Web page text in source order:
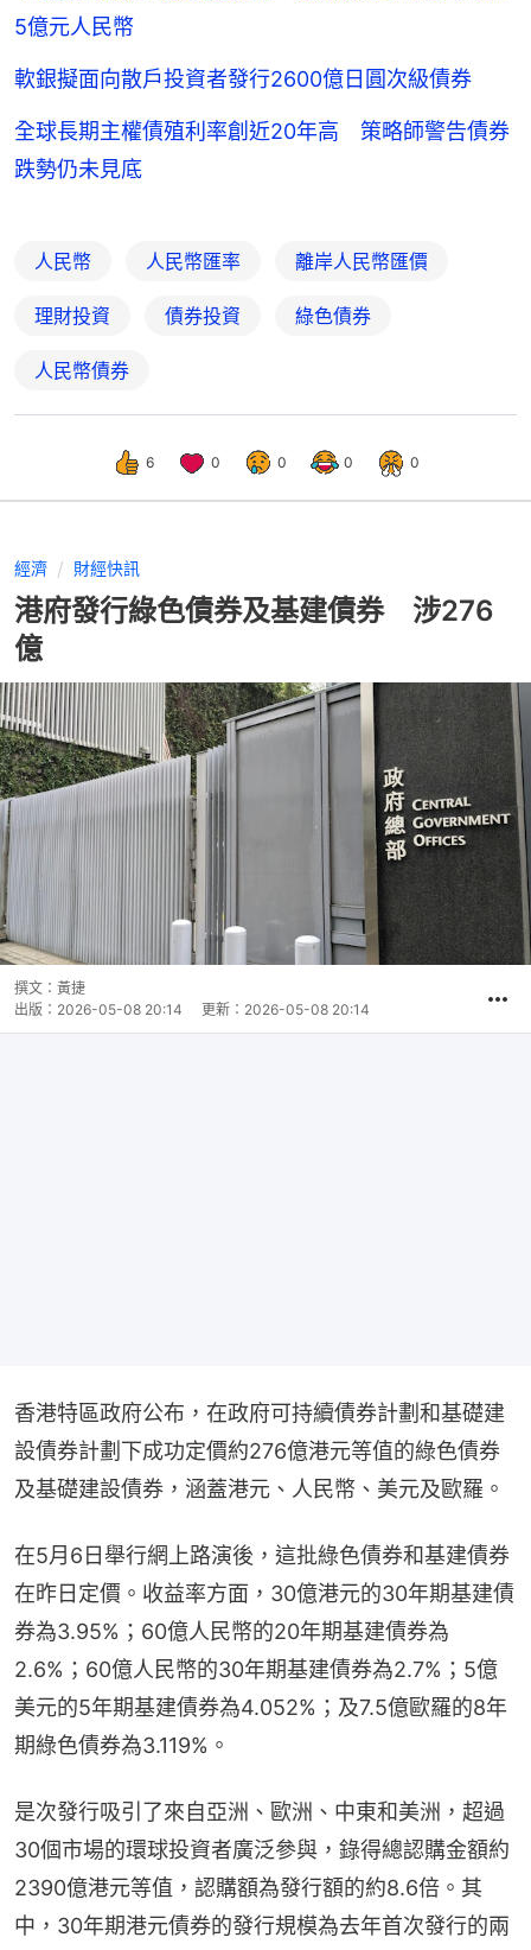
5億元人民幣
軟銀擬面向散戶投資者發行2600億日圓次級債券
全球長期主權債殖利率創近20年高 策略師警告債券
跌勢仍未見底
人民幣 人民幣匯率 離岸人民幣匯價
理財投資 債券投資 綠色債券
人民幣債券
6 0 0 0 0
經濟 財經快訊
港府發行綠色債券及基建債券 涉276
億
撰文： 黃捷
出版： 2026-05-08 20:14 更新： 2026-05-08 20:14
香港特區政府公布，在政府可持續債券計劃和基礎建
設債券計劃下成功定價約276億港元等值的綠色債券
及基礎建設債券，涵蓋港元、人民幣、美元及歐羅。
在5月6日舉行網上路演後，這批綠色債券和基建債券
在昨日定價。收益率方面，30億港元的30年期基建債
券為3.95%；60億人民幣的20年期基建債券為
2.6%；60億人民幣的30年期基建債券為2.7%；5億
美元的5年期基建債券為4.052%；及7.5億歐羅的8年
期綠色債券為3.119%。
是次發行吸引了來自亞洲、歐洲、中東和美洲，超過
30個市場的環球投資者廣泛參與，錄得總認購金額約
2390億港元等值，認購額為發行額的約8.6倍。其
中，30年期港元債券的發行規模為去年首次發行的兩